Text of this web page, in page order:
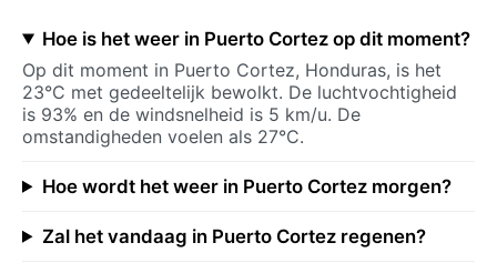
Hoe is het weer in Puerto Cortez op dit moment?
Op dit moment in Puerto Cortez, Honduras, is het
23°C met gedeeltelijk bewolkt. De luchtvochtigheid
is 93% en de windsnelheid is 5 km/u. De
omstandigheden voelen als 27°C.
Hoe wordt het weer in Puerto Cortez morgen?
Zal het vandaag in Puerto Cortez regenen?